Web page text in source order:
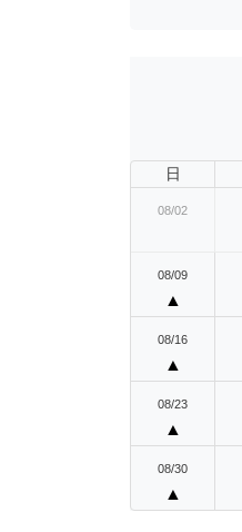
日
08/02
08/09
▲
08/16
▲
08/23
▲
08/30
▲